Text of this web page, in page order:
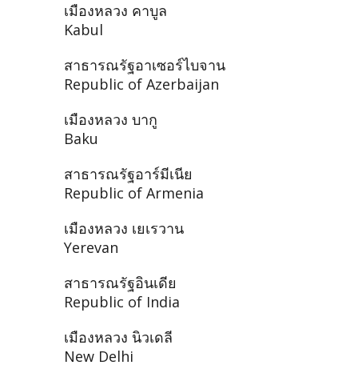
เมืองหลวง คาบูล
Kabul
สาธารณรัฐอาเซอร์ไบจาน
Republic of Azerbaijan
เมืองหลวง บากู
Baku
สาธารณรัฐอาร์มีเนีย
Republic of Armenia
เมืองหลวง เยเรวาน
Yerevan
สาธารณรัฐอินเดีย
Republic of India
เมืองหลวง นิวเดลี
New Delhi